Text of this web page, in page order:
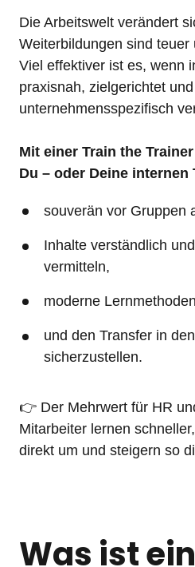
Die Arbeitswelt verändert
Weiterbildungen sind teuer
Viel effektiver ist es, wenn
praxisnah, zielgerichtet und
unternehmensspezifisch
Mit einer Train the
Du – oder Deine internen
souverän vor Gruppen
Inhalte verständlich
vermitteln,
moderne
und den Transfer in
sicherzustellen.
👉 Der Mehrwert für HR
Mitarbeiter lernen
direkt um und steigern so